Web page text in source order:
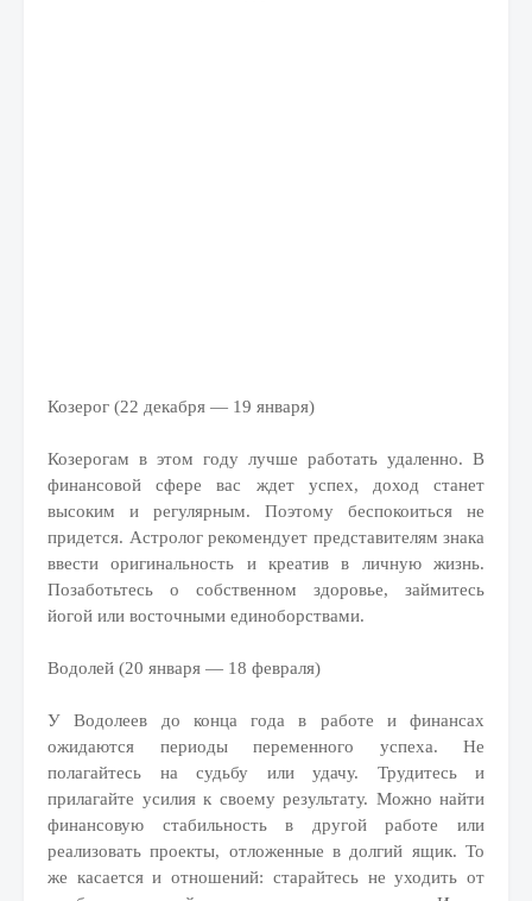
Козерог (22 декабря — 19 января)
Козерогам в этом году лучше работать удаленно. В
финансовой сфере вас ждет успех, доход станет
высоким и регулярным. Поэтому беспокоиться не
придется. Астролог рекомендует представителям знака
ввести оригинальность и креатив в личную жизнь.
Позаботьтесь о собственном здоровье, займитесь
йогой или восточными единоборствами.
Водолей (20 января — 18 февраля)
У Водолеев до конца года в работе и финансах
ожидаются периоды переменного успеха. Не
полагайтесь на судьбу или удачу. Трудитесь и
прилагайте усилия к своему результату. Можно найти
финансовую стабильность в другой работе или
реализовать проекты, отложенные в долгий ящик. То
же касается и отношений: старайтесь не уходить от